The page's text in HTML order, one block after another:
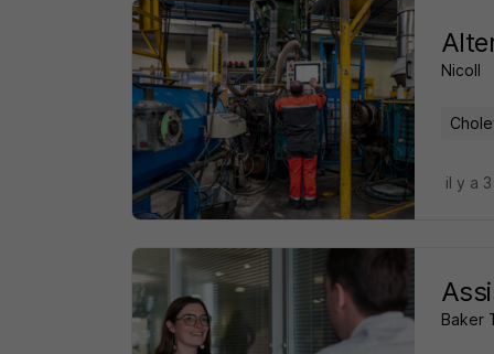
Nicoll
il y a
Baker